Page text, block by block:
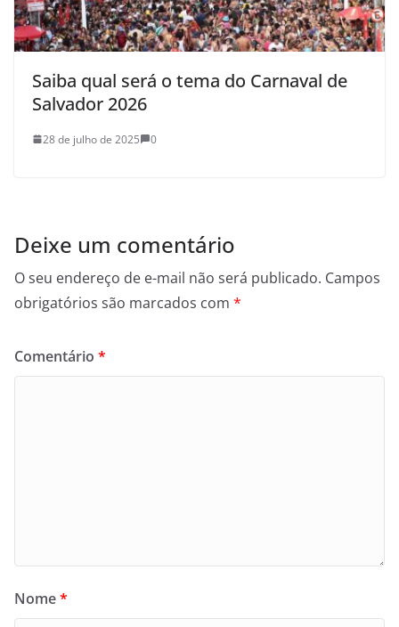
Saiba qual será o tema do Carnaval de
Salvador 2026
28 de julho de 2025 0
Deixe um comentário
O seu endereço de e-mail não será publicado. Campos
obrigatórios são marcados com *
Comentário *
Nome*